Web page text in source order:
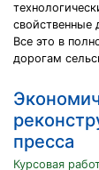
свойственные
Все это в
дорогам
пресса
Курсовая